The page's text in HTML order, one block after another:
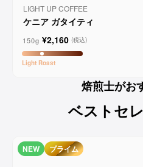
LIGHT UP COFFEE
ケニア ガタイティ
150g ¥2,160 (税込)
Light Roast
焙煎士がお
ベストセ
NEW プライム